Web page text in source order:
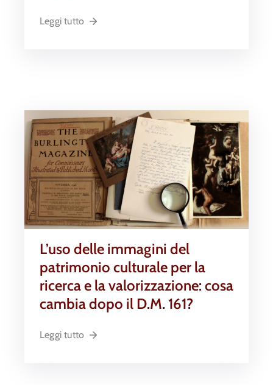
Leggi tutto
L’uso delle immagini del
patrimonio culturale per la
ricerca e la valorizzazione: cosa
cambia dopo il D.M. 161?
Leggi tutto